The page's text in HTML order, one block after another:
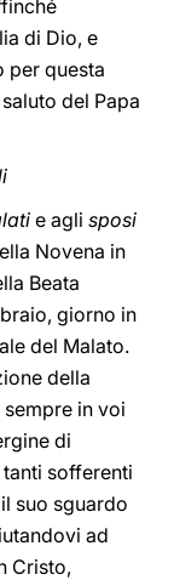
di Dio, e
per questa
del Papa
e agli sposi
Novena in
Beata
giorno in
del Malato.
della
in voi
di
sofferenti
suo sguardo
ad
Cristo,